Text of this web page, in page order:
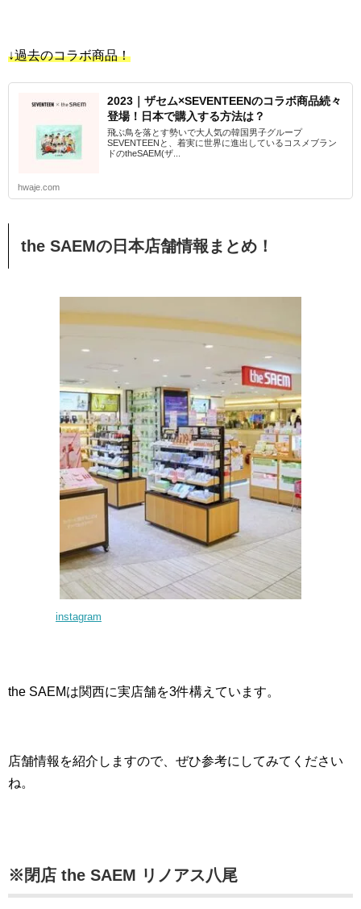
↓過去のコラボ商品！
2023｜ザセム×SEVENTEENのコラボ商品続々
登場！日本で購入する方法は？
飛ぶ鳥を落とす勢いで大人気の韓国男子グループ
SEVENTEENと、着実に世界に進出しているコスメブラン
ドのtheSAEM(ザ...
hwaje.com
the SAEMの日本店舗情報まとめ！
instagram
the SAEMは関西に実店舗を3件構えています。
店舗情報を紹介しますので、ぜひ参考にしてみてください
ね。
※閉店 the SAEM リノアス八尾